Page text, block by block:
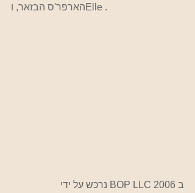
הארפר'ס הבזאר, וElle .
ב 2006 BOP LLC נרכש על ידי